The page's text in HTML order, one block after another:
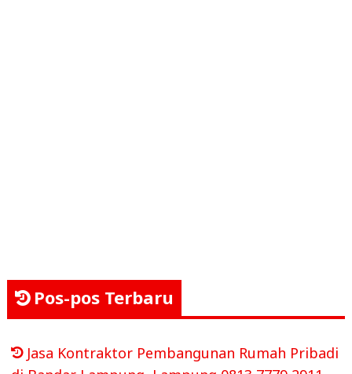
Pos-pos Terbaru
Jasa Kontraktor Pembangunan Rumah Pribadi